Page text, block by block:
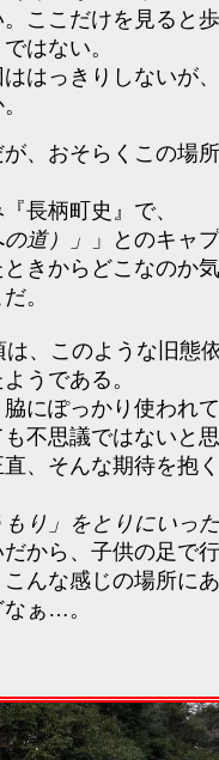
ここだけを見ると
はない。
はっきりしないが
、おそらくこの場
長柄町史』で、
道）
」とのキャ
きからどこなのか
。
、このような旧態
うである。
にぽっかり使われ
不思議ではないと
、そんな期待を抱
り」をとりにいっ
だから、子供の足で
んな感じの場所に
ぁ…。